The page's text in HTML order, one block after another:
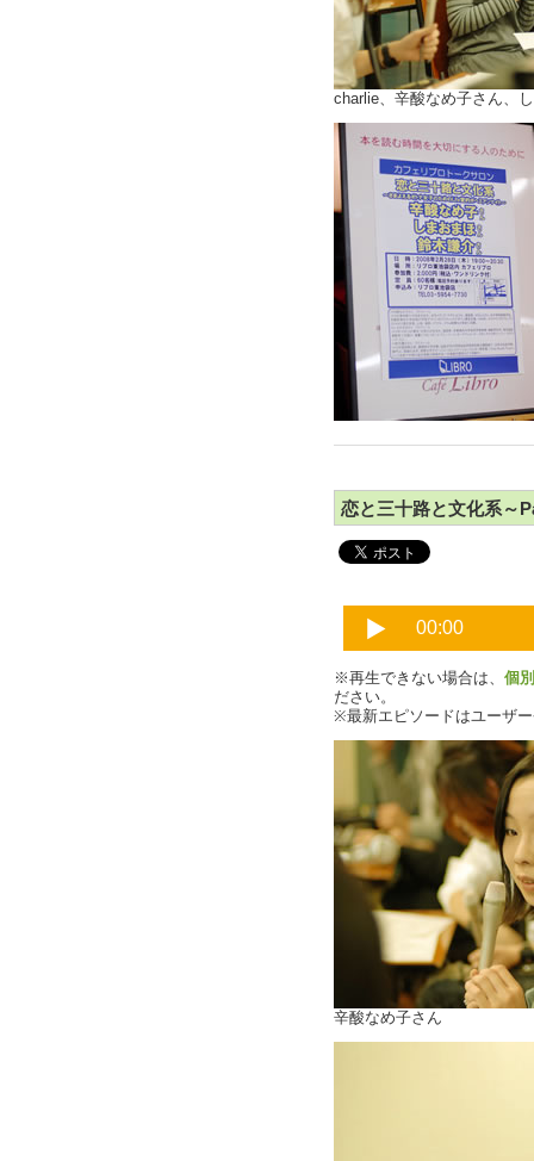
charlie、辛酸なめ子さん、
恋と三十路と文化系～
※再生できない場合は、 個
ださい。
※最新エピソードはユーザ
辛酸なめ子さん